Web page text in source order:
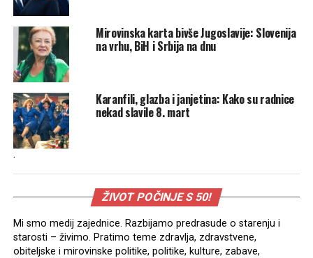
Mirovinska karta bivše Jugoslavije: Slovenija
na vrhu, BiH i Srbija na dnu
Karanfili, glazba i janjetina: Kako su radnice
nekad slavile 8. mart
.
ŽIVOT POČINJE S 50!
Mi smo medij zajednice. Razbijamo predrasude o starenju i
starosti – živimo. Pratimo teme zdravlja, zdravstvene,
obiteljske i mirovinske politike, politike, kulture, zabave,